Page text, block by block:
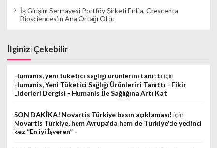
İş Girişim Sermayesi Portföy Şirketi Enlila, Crescenta
Biosciences’ın Ana Ortağı Oldu
İlginizi Çekebilir
Humanis, yeni tüketici sağlığı ürünlerini tanıttı için
Humanis, Yeni Tüketici Sağlığı Ürünlerini Tanıttı - Fikir
Liderleri Dergisi - Humanis İle Sağlığına Artı Kat
SON DAKİKA! Novartis Türkiye basın açıklaması! için
Novartis Türkiye, hem Avrupa'da hem de Türkiye'de yedinci
kez “En iyi İşveren” -